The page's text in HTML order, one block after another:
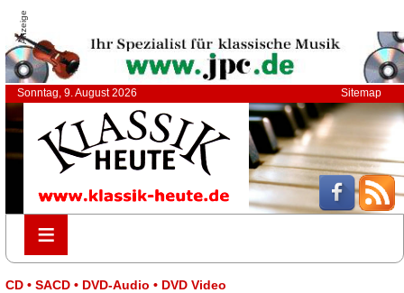
Anzeige
Sonntag, 9. August 2026 Sitemap
≡
≡
CD • SACD • DVD-Audio • DVD Video